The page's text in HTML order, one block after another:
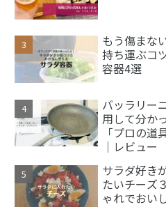
もう傷まな
持ち運ぶコ
容器4選
バッラリー
用して分か
「プロの
｜レビュー
サラダ好き
たいチーズ
ゃれでおい